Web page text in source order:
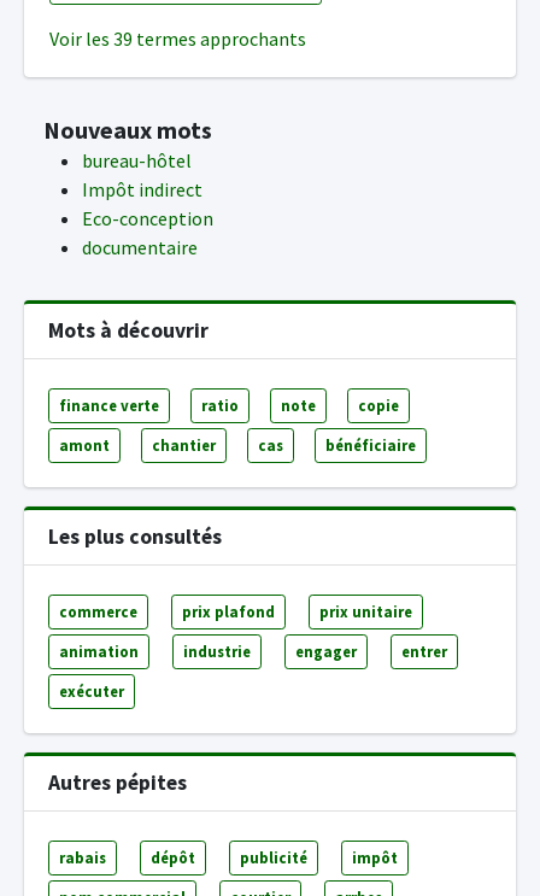
Voir les 39 termes approchants
Nouveaux mots
bureau-hôtel
Impôt indirect
Eco-conception
documentaire
Mots à découvrir
finance verte ratio note copie
amont chantier cas bénéficiaire
Les plus consultés
commerce prix plafond prix unitaire
animation industrie engager entrer
exécuter
Autres pépites
rabais dépôt publicité impôt